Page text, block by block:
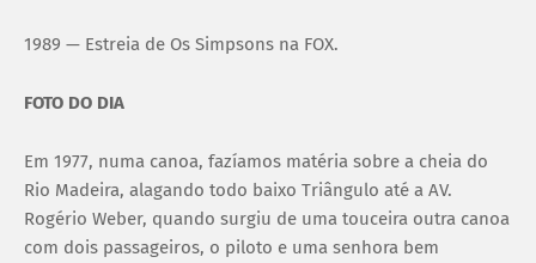
1989 — Estreia de Os Simpsons na FOX.
FOTO DO DIA
Em 1977, numa canoa, fazíamos matéria sobre a cheia do
Rio Madeira, alagando todo baixo Triângulo até a AV.
Rogério Weber, quando surgiu de uma touceira outra canoa
com dois passageiros, o piloto e uma senhora bem